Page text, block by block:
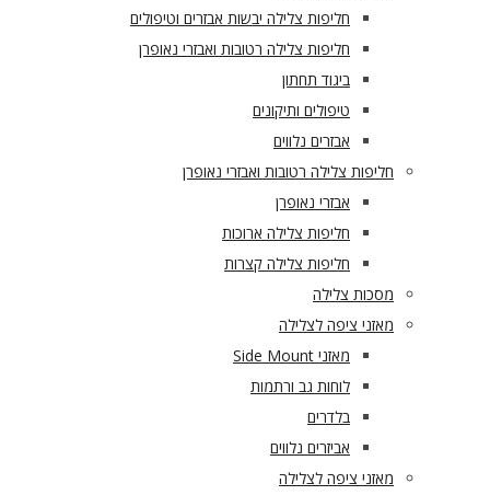
חליפות צלילה יבשות אבזרים וטיפולים
חליפות צלילה רטובות ואבזרי נאופרן
ביגוד תחתון
טיפולים ותיקונים
אבזרים נלווים
חליפות צלילה רטובות ואבזרי נאופרן
אבזרי נאופרן
חליפות צלילה ארוכות
חליפות צלילה קצרות
מסכות צלילה
מאזני ציפה לצלילה
מאזני Side Mount
לוחות גב ורתמות
בלדרים
אביזרים נלווים
מאזני ציפה לצלילה